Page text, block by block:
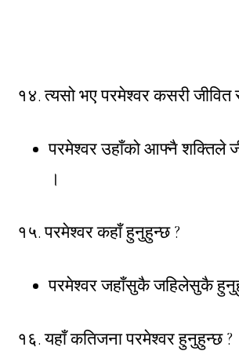
१४. त्यसो भए परमेश्वर कसरी जीवित
परमेश्वर उहाँको आफ्नै शक्तिले
।
१५. परमेश्वर कहाँ हुनुहुन्छ ?
परमेश्वर जहाँसुकै जहिलेसुकै
१६. यहाँ कतिजना परमेश्वर हुनुहुन्छ ?